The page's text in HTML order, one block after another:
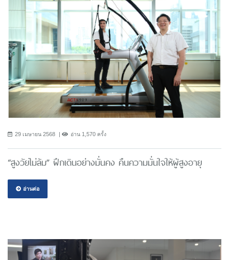
29 เมษายน 2568 อ่าน 1,570 ครั้ง
“สูงวัยไม่ล้ม” ฝึกเดินอย่างมั่นคง คืนความมั่นใจให้ผู้สูงอายุ
อ่านต่อ